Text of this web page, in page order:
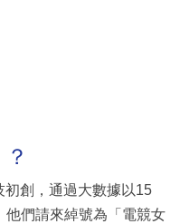
初創，通過大數據以15
他們請來綽號為「電競女